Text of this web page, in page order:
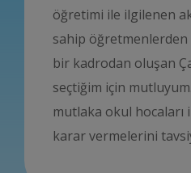
öğretimi ile ilgilenen
sahip
bir kadrodan oluşan
seçtiğim için
mutlaka okul hocaları
karar vermelerini